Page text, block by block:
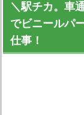
＼駅チカ。車
でビニールパ
仕事！